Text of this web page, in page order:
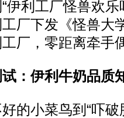
伊利工厂怪兽欢乐
厂下发《怪兽大
厂，零距离牵手
：伊利牛奶品质
小菜鸟到“吓破